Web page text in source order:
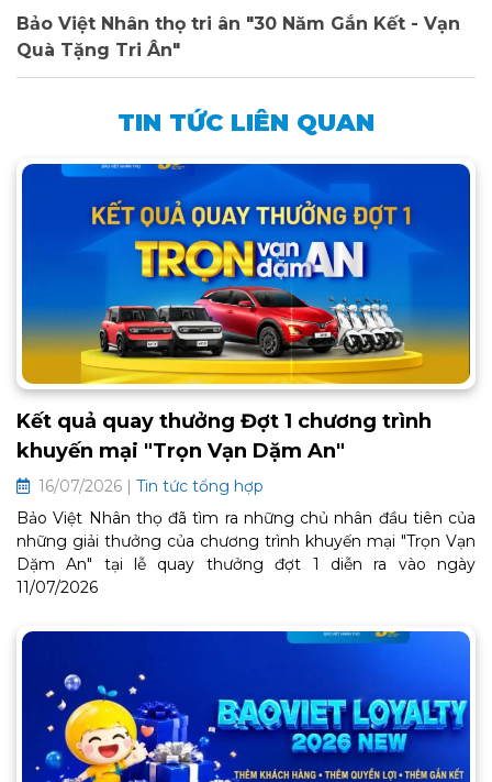
Bảo Việt Nhân thọ tri ân "30 Năm Gắn Kết - Vạn
Quà Tặng Tri Ân"
TIN TỨC LIÊN QUAN
Kết quả quay thưởng Đợt 1 chương trình
khuyến mại "Trọn Vạn Dặm An"
16/07/2026 | Tin tức tổng hợp
Bảo Việt Nhân thọ đã tìm ra những chủ nhân đầu tiên của
những giải thưởng của chương trình khuyến mại "Trọn Vạn
Dặm An" tại lễ quay thưởng đợt 1 diễn ra vào ngày
11/07/2026